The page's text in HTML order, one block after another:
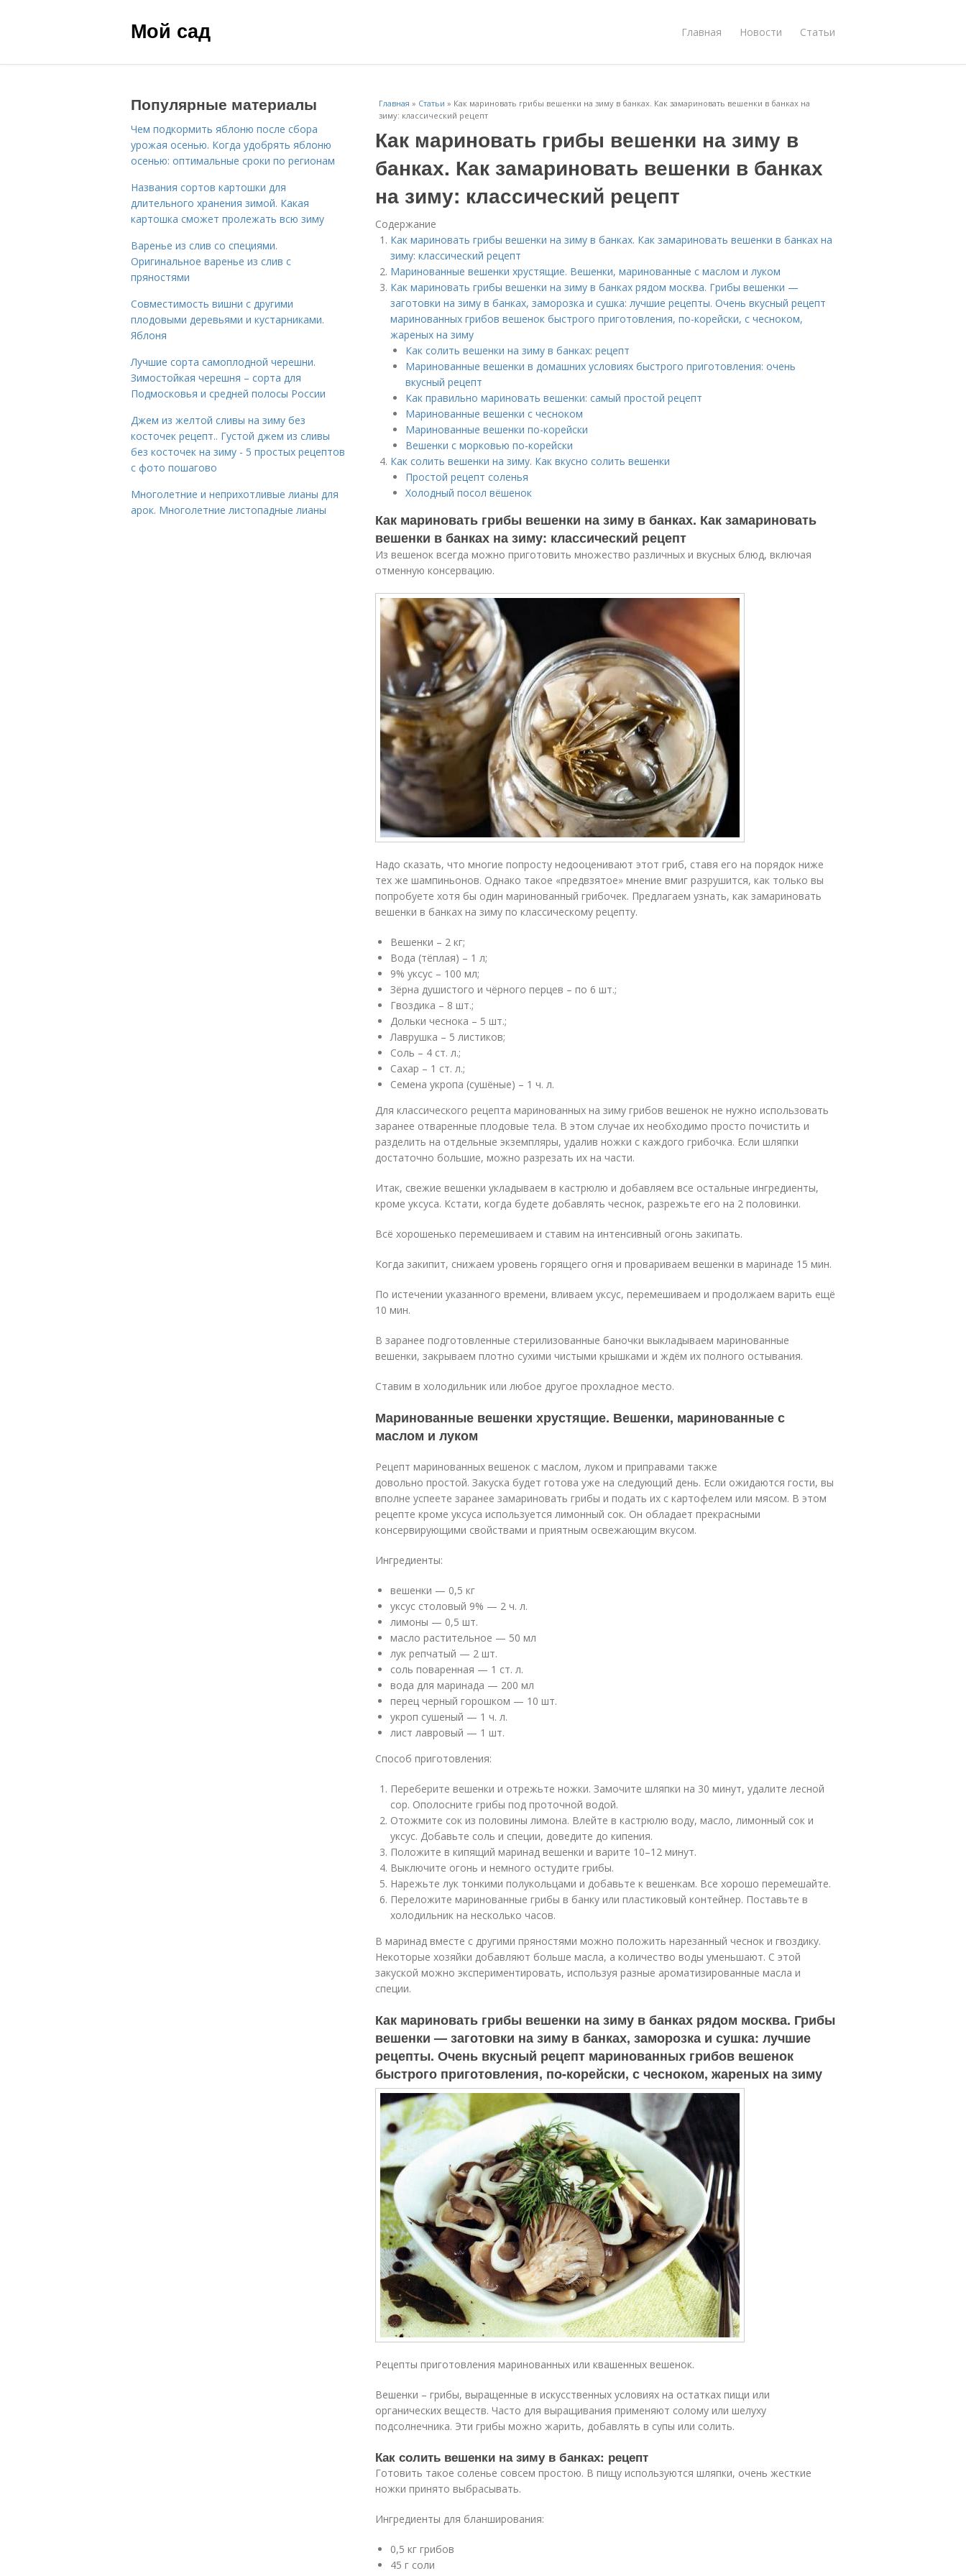
Мой сад Главная Новости Статьи
Главная » Статьи » Как мариновать грибы вешенки на зиму в банках. Как замариновать вешенки в банках на
зиму: классический рецепт
Как мариновать грибы вешенки на зиму в
банках. Как замариновать вешенки в банках
на зиму: классический рецепт
Содержание
Как мариновать грибы вешенки на зиму в банках. Как замариновать вешенки в банках на
зиму: классический рецепт
Маринованные вешенки хрустящие. Вешенки, маринованные с маслом и луком
Как мариновать грибы вешенки на зиму в банках рядом москва. Грибы вешенки —
заготовки на зиму в банках, заморозка и сушка: лучшие рецепты. Очень вкусный рецепт
маринованных грибов вешенок быстрого приготовления, по-корейски, с чесноком,
жареных на зиму
Как солить вешенки на зиму в банках: рецепт
Маринованные вешенки в домашних условиях быстрого приготовления: очень
вкусный рецепт
Как правильно мариновать вешенки: самый простой рецепт
Маринованные вешенки с чесноком
Маринованные вешенки по-корейски
Вешенки с морковью по-корейски
Как солить вешенки на зиму. Как вкусно солить вешенки
Простой рецепт соленья
Холодный посол вёшенок
Как мариновать грибы вешенки на зиму в банках. Как замариновать
вешенки в банках на зиму: классический рецепт
Из вешенок всегда можно приготовить множество различных и вкусных блюд, включая
отменную консервацию.
Надо сказать, что многие попросту недооценивают этот гриб, ставя его на порядок ниже
тех же шампиньонов. Однако такое «предвзятое» мнение вмиг разрушится, как только вы
попробуете хотя бы один маринованный грибочек. Предлагаем узнать, как замариновать
вешенки в банках на зиму по классическому рецепту.
Вешенки – 2 кг;
Вода (тёплая) – 1 л;
9% уксус – 100 мл;
Зёрна душистого и чёрного перцев – по 6 шт.;
Гвоздика – 8 шт.;
Дольки чеснока – 5 шт.;
Лаврушка – 5 листиков;
Соль – 4 ст. л.;
Сахар – 1 ст. л.;
Семена укропа (сушёные) – 1 ч. л.
Для классического рецепта маринованных на зиму грибов вешенок не нужно использовать
заранее отваренные плодовые тела. В этом случае их необходимо просто почистить и
разделить на отдельные экземпляры, удалив ножки с каждого грибочка. Если шляпки
достаточно большие, можно разрезать их на части.
Итак, свежие вешенки укладываем в кастрюлю и добавляем все остальные ингредиенты,
кроме уксуса. Кстати, когда будете добавлять чеснок, разрежьте его на 2 половинки.
Всё хорошенько перемешиваем и ставим на интенсивный огонь закипать.
Когда закипит, снижаем уровень горящего огня и провариваем вешенки в маринаде 15 мин.
По истечении указанного времени, вливаем уксус, перемешиваем и продолжаем варить ещё
10 мин.
В заранее подготовленные стерилизованные баночки выкладываем маринованные
вешенки, закрываем плотно сухими чистыми крышками и ждём их полного остывания.
Ставим в холодильник или любое другое прохладное место.
Маринованные вешенки хрустящие. Вешенки, маринованные с
маслом и луком
Рецепт маринованных вешенок с маслом, луком и приправами также
довольно простой. Закуска будет готова уже на следующий день. Если ожидаются гости, вы
вполне успеете заранее замариновать грибы и подать их с картофелем или мясом. В этом
рецепте кроме уксуса используется лимонный сок. Он обладает прекрасными
консервирующими свойствами и приятным освежающим вкусом.
Ингредиенты:
вешенки — 0,5 кг
уксус столовый 9% — 2 ч. л.
лимоны — 0,5 шт.
масло растительное — 50 мл
лук репчатый — 2 шт.
соль поваренная — 1 ст. л.
вода для маринада — 200 мл
перец черный горошком — 10 шт.
укроп сушеный — 1 ч. л.
лист лавровый — 1 шт.
Способ приготовления:
Переберите вешенки и отрежьте ножки. Замочите шляпки на 30 минут, удалите лесной
сор. Ополосните грибы под проточной водой.
Отожмите сок из половины лимона. Влейте в кастрюлю воду, масло, лимонный сок и
уксус. Добавьте соль и специи, доведите до кипения.
Положите в кипящий маринад вешенки и варите 10–12 минут.
Выключите огонь и немного остудите грибы.
Нарежьте лук тонкими полукольцами и добавьте к вешенкам. Все хорошо перемешайте.
Переложите маринованные грибы в банку или пластиковый контейнер. Поставьте в
холодильник на несколько часов.
В маринад вместе с другими пряностями можно положить нарезанный чеснок и гвоздику.
Некоторые хозяйки добавляют больше масла, а количество воды уменьшают. С этой
закуской можно экспериментировать, используя разные ароматизированные масла и
специи.
Как мариновать грибы вешенки на зиму в банках рядом москва. Грибы
вешенки — заготовки на зиму в банках, заморозка и сушка: лучшие
рецепты. Очень вкусный рецепт маринованных грибов вешенок
быстрого приготовления, по-корейски, с чесноком, жареных на зиму
Рецепты приготовления маринованных или квашенных вешенок.
Вешенки – грибы, выращенные в искусственных условиях на остатках пищи или
органических веществ. Часто для выращивания применяют солому или шелуху
подсолнечника. Эти грибы можно жарить, добавлять в супы или солить.
Как солить вешенки на зиму в банках: рецепт
Готовить такое соленье совсем простою. В пищу используются шляпки, очень жесткие
ножки принято выбрасывать.
Ингредиенты для бланширования:
0,5 кг грибов
45 г соли
Популярные материалы
Чем подкормить яблоню после сбора
урожая осенью. Когда удобрять яблоню
осенью: оптимальные сроки по регионам
Названия сортов картошки для
длительного хранения зимой. Какая
картошка сможет пролежать всю зиму
Варенье из слив со специями.
Оригинальное варенье из слив с
пряностями
Совместимость вишни с другими
плодовыми деревьями и кустарниками.
Яблоня
Лучшие сорта самоплодной черешни.
Зимостойкая черешня – сорта для
Подмосковья и средней полосы России
Джем из желтой сливы на зиму без
косточек рецепт.. Густой джем из сливы
без косточек на зиму - 5 простых рецептов
с фото пошагово
Многолетние и неприхотливые лианы для
арок. Многолетние листопадные лианы